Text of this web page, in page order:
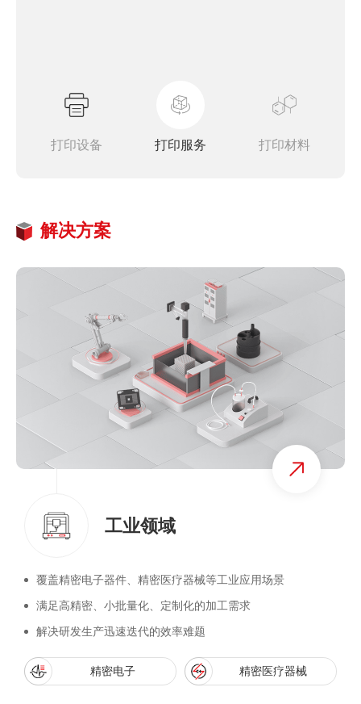
打印设备 打印服务 打印材料
解决方案
工业领域
覆盖精密电子器件、精密医疗器械等工业应用场景
满足高精密、小批量化、定制化的加工需求
解决研发生产迅速迭代的效率难题
精密电子 精密医疗器械